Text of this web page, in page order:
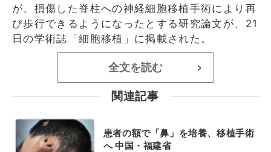
が、損傷した脊柱への神経細胞移植手術により再
び歩行できるようになったとする研究論文が、21
日の学術誌「細胞移植」に掲載された。
全文を読む >
関連記事
患者の額で「鼻」を培養、移植手術
へ 中国・福建省